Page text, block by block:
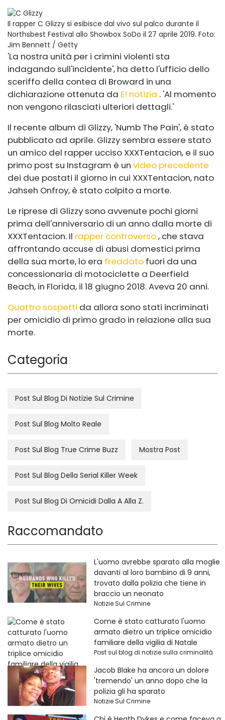
Il rapper C Glizzy si esibisce dal vivo sul palco durante il
Northsbest Festival allo Showbox SoDo il 27 aprile 2019. Foto:
Jim Bennett / Getty
'La nostra unità per i crimini violenti sta
indagando sull'incidente', ha detto l'ufficio dello
sceriffo della contea di Broward in una
dichiarazione ottenuta da E! notizia . 'Al momento
non vengono rilasciati ulteriori dettagli.'
Il recente album di Glizzy, 'Numb The Pain', è stato
pubblicato ad aprile. Glizzy sembra essere stato
un amico del rapper ucciso XXXTentacion, e il suo
primo post su Instagram è un video precedente
dei due postati il ​​giorno in cui XXXTentacion, nato
Jahseh Onfroy, è stato colpito a morte.
Le riprese di Glizzy sono avvenute pochi giorni
prima dell'anniversario di un anno dalla morte di
XXXTentacion. Il rapper controverso, che stava
affrontando accuse di abusi domestici prima
della sua morte, lo era freddato fuori da una
concessionaria di motociclette a Deerfield
Beach, in Florida, il 18 giugno 2018. Aveva 20 anni.
Quattro sospetti da allora sono stati incriminati
per omicidio di primo grado in relazione alla sua
morte.
Categoria
Post Sul Blog Di Notizie Sul Crimine
Post Sul Blog Molto Reale
Post Sul Blog True Crime Buzz Mostra Post
Post Sul Blog Della Serial Killer Week
Post Sul Blog Di Omicidi Dalla A Alla Z.
Raccomandato
L'uomo avrebbe sparato alla moglie
davanti al loro bambino di 9 anni,
trovato dalla polizia che tiene in
braccio un neonato
Notizie Sul Crimine
Come è stato catturato l'uomo
armato dietro un triplice omicidio
familiare della vigilia di Natale
Post sul blog di notizie sulla criminalità
Jacob Blake ha ancora un dolore
'tremendo' un anno dopo che la
polizia gli ha sparato
Notizie Sul Crimine